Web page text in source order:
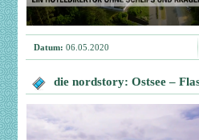
Datum: 06.05.2020
die nordstory: Ostsee –